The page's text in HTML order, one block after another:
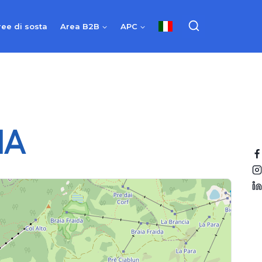
di sosta Area B2B APC